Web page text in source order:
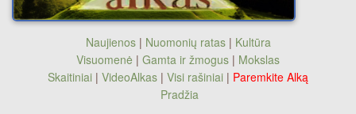
Naujienos| Nuomonių ratas| Kultūra
Visuomenė | Gamta ir žmogus | Mokslas
Skaitiniai | VideoAlkas | Visi rašiniai | Paremkite Alką
Pradžia